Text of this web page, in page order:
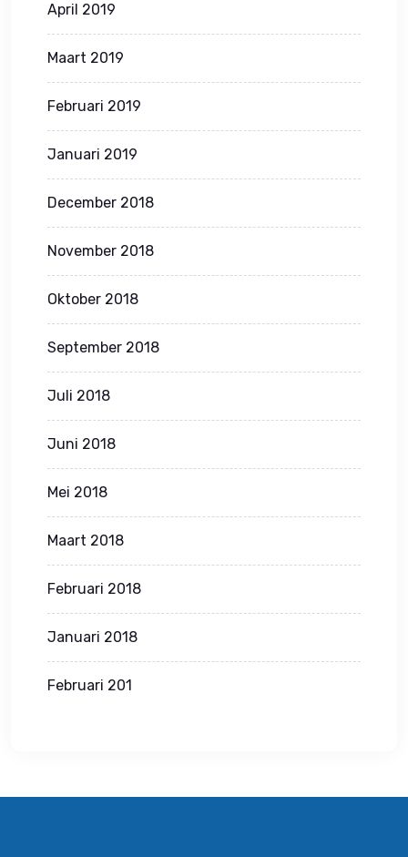
April 2019
Maart 2019
Februari 2019
Januari 2019
December 2018
November 2018
Oktober 2018
September 2018
Juli 2018
Juni 2018
Mei 2018
Maart 2018
Februari 2018
Januari 2018
Februari 201